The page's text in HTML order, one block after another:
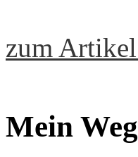
zum
Mein Weg